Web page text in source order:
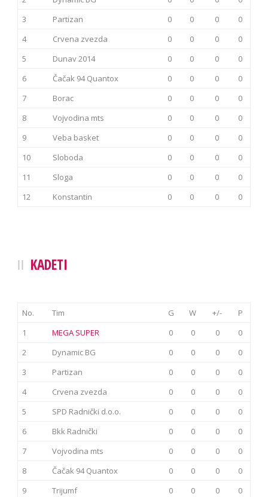
3
Partizan 0 0 0
0
4
Crvena zvezda 0 0 0
0
5
Dunav 2014 0 0 0
0
6
Čačak 94 Quantox 0 0 0
0
7
Borac 0 0 0
0
8
Vojvodina mts 0 0 0
0
9
Veba basket 0 0 0
0
10
Sloboda 0 0 0
0
11
Sloga 0 0 0
0
12
Konstantin 0 0 0 0
KADETI
No. Tim G W +/-
P
1
MEGA SUPER 0 0 0
0
2
Dynamic BG 0 0 0
0
3
Partizan 0 0 0
0
4
Crvena zvezda 0 0 0
0
5
SPD Radnički d.o.o. 0 0 0
0
6
Bkk Radnički 0 0 0
0
7
Vojvodina mts 0 0 0
0
8
Čačak 94 Quantox 0 0 0
0
9
Trijumf 0 0 0
0